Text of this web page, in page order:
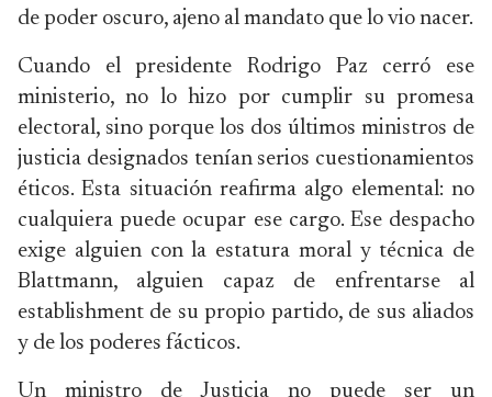
de poder oscuro, ajeno al mandato que lo vio nacer.
Cuando el presidente Rodrigo Paz cerró ese
ministerio, no lo hizo por cumplir su promesa
electoral, sino porque los dos últimos ministros de
justicia designados tenían serios cuestionamientos
éticos. Esta situación reafirma algo elemental: no
cualquiera puede ocupar ese cargo. Ese despacho
exige alguien con la estatura moral y técnica de
Blattmann, alguien capaz de enfrentarse al
establishment de su propio partido, de sus aliados
y de los poderes fácticos.
Un ministro de Justicia no puede ser un